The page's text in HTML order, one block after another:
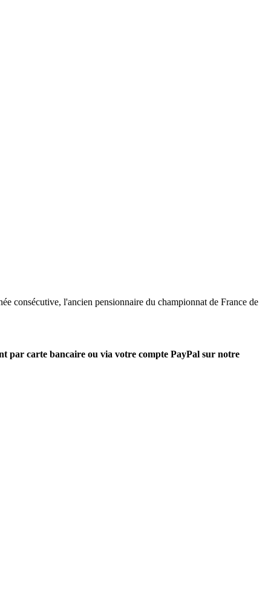
consécutive, l'ancien pensionnaire du championnat de France de
par carte bancaire ou via votre compte PayPal sur notre